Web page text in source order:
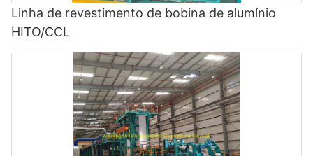
Linha de revestimento de bobina de alumínio
HITO/CCL